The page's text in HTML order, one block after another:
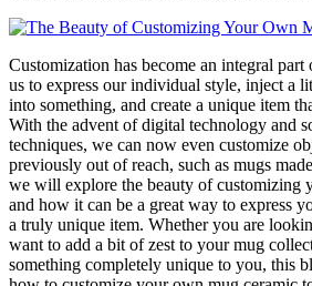
Customization has become an integral
us to express our individual style, inject a
into something, and create a unique item
With the advent of digital technology and
techniques, we can now even customize
previously out of reach, such as mugs
we will explore the beauty of customizing
and how it can be a great way to express
a truly unique item. Whether you are
want to add a bit of zest to your mug
something completely unique to you, this